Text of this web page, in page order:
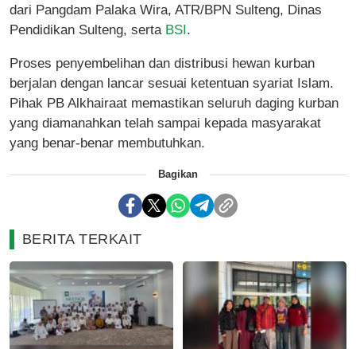
dari Pangdam Palaka Wira, ATR/BPN Sulteng, Dinas
Pendidikan Sulteng, serta BSI.
Proses penyembelihan dan distribusi hewan kurban
berjalan dengan lancar sesuai ketentuan syariat Islam.
Pihak PB Alkhairaat memastikan seluruh daging kurban
yang diamanahkan telah sampai kepada masyarakat
yang benar-benar membutuhkan.
Bagikan
BERITA TERKAIT